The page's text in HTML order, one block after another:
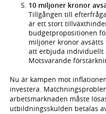
10 miljoner kronor
Tillgången till
är ett stort
budgetpropositionen
miljoner kronor
att erbjuda individuellt
Motsvarande
Nu är kampen mot
investera.
arbetsmarknaden måste
utbildningsskulden betalas